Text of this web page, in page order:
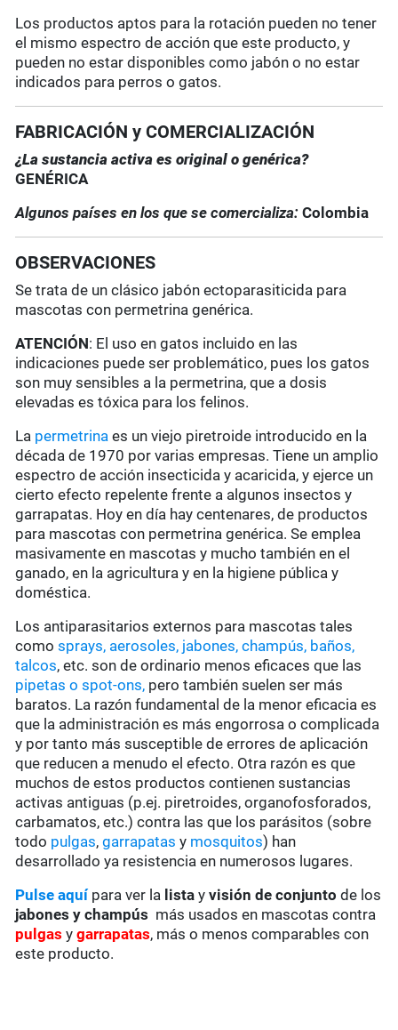
Los productos aptos para la rotación pueden no tener
el mismo espectro de acción que este producto, y
pueden no estar disponibles como jabón o no estar
indicados para perros o gatos.
FABRICACIÓN y COMERCIALIZACIÓN
¿La sustancia activa es original o genérica?
GENÉRICA
Algunos países en los que se comercializa:Colombia
OBSERVACIONES
Se trata de un clásico jabón ectoparasiticida para
mascotas con permetrina genérica.
ATENCIÓN: El uso en gatos incluido en las
indicaciones puede ser problemático, pues los gatos
son muy sensibles a la permetrina, que a dosis
elevadas es tóxica para los felinos.
La permetrina es un viejo piretroide introducido en la
década de 1970 por varias empresas. Tiene un amplio
espectro de acción insecticida y acaricida, y ejerce un
cierto efecto repelente frente a algunos insectos y
garrapatas. Hoy en día hay centenares, de productos
para mascotas con permetrina genérica. Se emplea
masivamente en mascotas y mucho también en el
ganado, en la agricultura y en la higiene pública y
doméstica.
Los antiparasitarios externos para mascotas tales
comosprays, aerosoles, jabones, champús, baños,
talcos, etc. son de ordinario menos eficaces que las
pipetas o spot-ons, pero también suelen ser más
baratos. La razón fundamental de la menor eficacia es
que la administración es más engorrosa o complicada
y por tanto más susceptible de errores de aplicación
que reducen a menudo el efecto. Otra razón es que
muchos de estos productos contienen sustancias
activas antiguas (p.ej. piretroides, organofosforados,
carbamatos, etc.) contra las que los parásitos (sobre
todo pulgas,garrapatas y mosquitos) han
desarrollado ya resistencia en numerosos lugares.
Pulse aquípara ver la lista yvisión de conjunto de los
jabones y champús más usados en mascotas contra
pulgas ygarrapatas, más o menos comparables con
este producto.